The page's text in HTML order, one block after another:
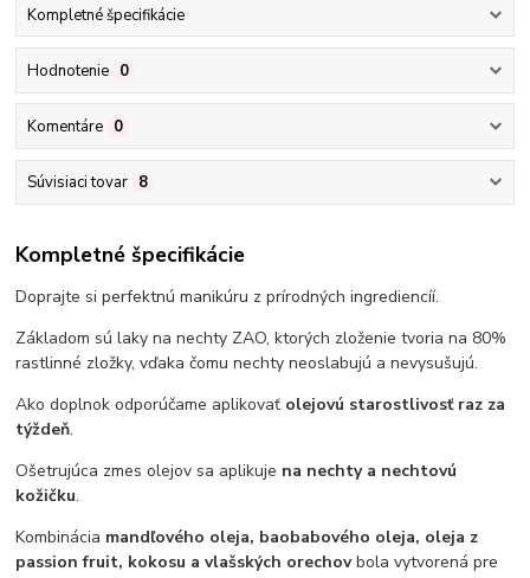
Kompletné špecifikácie
Hodnotenie 0
Komentáre 0
Súvisiaci tovar 8
Kompletné špecifikácie
Doprajte si perfektnú manikúru z prírodných ingrediencíí.
Základom sú laky na nechty ZAO, ktorých zloženie tvoria na 80%
rastlinné zložky, vďaka čomu nechty neoslabujú a nevysušujú.
Ako doplnok odporúčame aplikovať olejovú starostlivosť raz za
týždeň.
Ošetrujúca zmes olejov sa aplikuje na nechty a nechtovú
kožičku.
Kombinácia mandľového oleja, baobabového oleja, oleja z
passion fruit, kokosu a vlašských orechovbola vytvorená pre